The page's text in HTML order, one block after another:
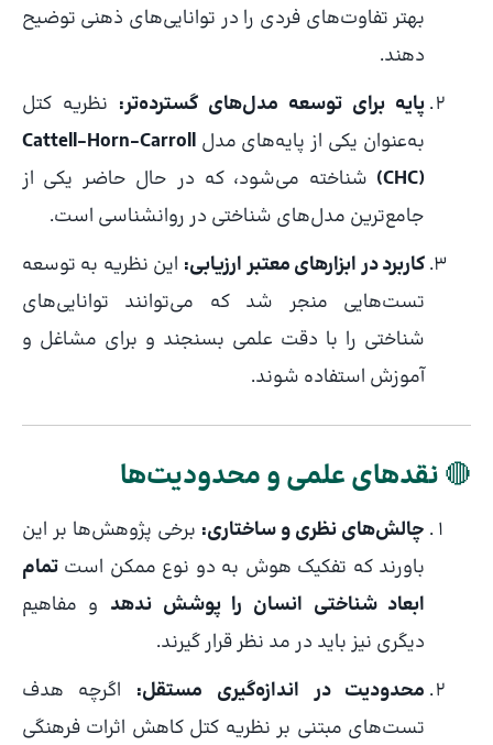
بهتر تفاوت‌های فردی را در توانایی‌های ذهنی توضیح
دهند.
پایه برای توسعه مدل‌های گسترده‌تر: نظریه کتل
به‌عنوان یکی از پایه‌های مدلCattell–Horn–Carroll
(CHC) شناخته می‌شود، که در حال حاضر یکی از
جامع‌ترین مدل‌های شناختی در روانشناسی است.
کاربرد در ابزارهای معتبر ارزیابی: این نظریه به توسعه
تست‌هایی منجر شد که می‌توانند توانایی‌های
شناختی را با دقت علمی بسنجند و برای مشاغل و
آموزش استفاده شوند.
🔴نقدهای علمی و محدودیت‌ها
چالش‌های نظری و ساختاری: برخی پژوهش‌ها بر این
باورند که تفکیک هوش به دو نوع ممکن استتمام
ابعاد شناختی انسان را پوشش ندهد و مفاهیم
دیگری نیز باید در مد نظر قرار گیرند.
محدودیت در اندازه‌گیری مستقل: اگرچه هدف
تست‌های مبتنی بر نظریه کتل کاهش اثرات فرهنگی